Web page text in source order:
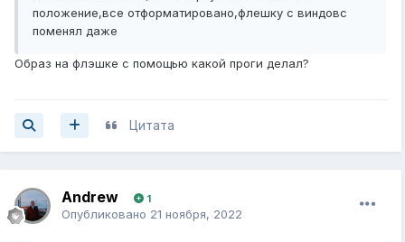
положение,все отформатировано,флешку с виндовс
поменял даже
Образ на флэшке с помощью какой проги делал?
Цитата
Andrew 1
Опубликовано 21 ноября, 2022